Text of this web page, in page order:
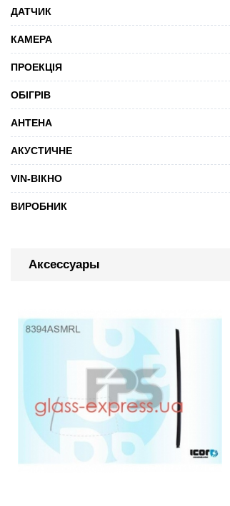
ДАТЧИК
КАМЕРА
ПРОЕКЦІЯ
ОБІГРІВ
АНТЕНА
АКУСТИЧНЕ
VIN-ВІКНО
ВИРОБНИК
Аксессуары